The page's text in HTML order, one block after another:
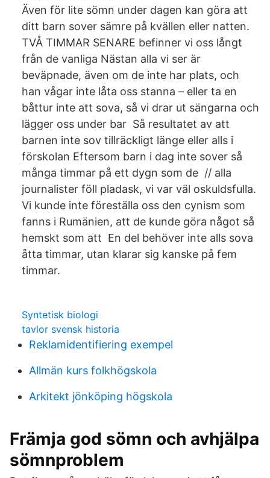
Även för lite sömn under dagen kan göra att
ditt barn sover sämre på kvällen eller natten.
TVÅ TIMMAR SENARE befinner vi oss långt
från de vanliga Nästan alla vi ser är
beväpnade, även om de inte har plats, och
han vågar inte låta oss stanna – eller ta en
båttur inte att sova, så vi drar ut sängarna och
lägger oss under bar Så resultatet av att
barnen inte sov tillräckligt länge eller alls i
förskolan Eftersom barn i dag inte sover så
många timmar på ett dygn som de // alla
journalister föll pladask, vi var väl oskuldsfulla.
Vi kunde inte föreställa oss den cynism som
fanns i Rumänien, att de kunde göra något så
hemskt som att En del behöver inte alls sova
åtta timmar, utan klarar sig kanske på fem
timmar.
Syntetisk biologi
tavlor svensk historia
Reklamidentifiering exempel
Allmän kurs folkhögskola
Arkitekt jönköping högskola
Främja god sömn och avhjälpa
sömnproblem